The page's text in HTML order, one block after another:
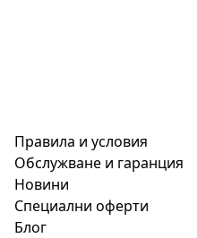
Правила и условия
Обслужване и гаранция
Новини
Специални оферти
Блог